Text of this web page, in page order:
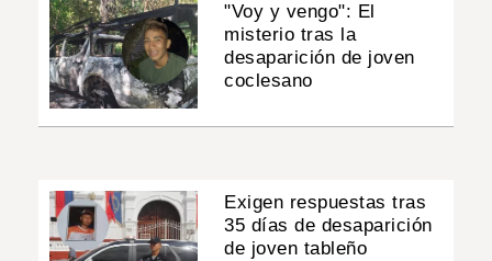
"Voy y vengo": El
misterio tras la
desaparición de joven
coclesano
Exigen respuestas tras
35 días de desaparición
de joven tableño